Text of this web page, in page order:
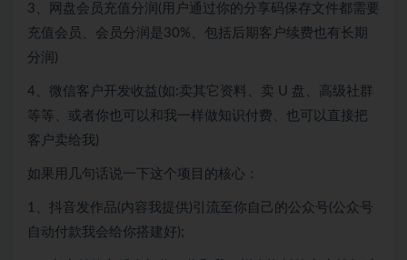
3、网盘会员充值分润(用户通过你的分享码保存文件都需要
充值会员、会员分润是30%、包括后期客户续费也有长期
分润)
4、微信客户开发收益(如:卖其它资料、卖 U 盘、高级社群
等等、或者你也可以和我一样做知识付费、也可以直接把
客户卖给我)
如果用几句话说一下这个项目的核心：
1、抖音发作品(内容我提供)引流至你自己的公众号(公众号
自动付款我会给你搭建好);